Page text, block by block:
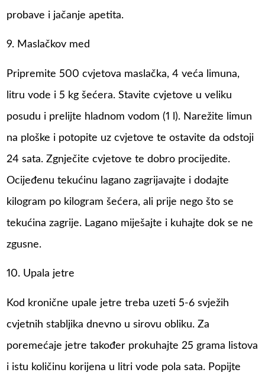
probave i jačanje apetita.
9. Maslačkov med
Pripremite 500 cvjetova maslačka, 4 veća limuna,
litru vode i 5 kg šećera. Stavite cvjetove u veliku
posudu i prelijte hladnom vodom (1 l). Narežite limun
na ploške i potopite uz cvjetove te ostavite da odstoji
24 sata. Zgnječite cvjetove te dobro procijedite.
Ocijeđenu tekućinu lagano zagrijavajte i dodajte
kilogram po kilogram šećera, ali prije nego što se
tekućina zagrije. Lagano miješajte i kuhajte dok se ne
zgusne.
10. Upala jetre
Kod kronične upale jetre treba uzeti 5-6 svježih
cvjetnih stabljika dnevno u sirovu obliku. Za
poremećaje jetre također prokuhajte 25 grama listova
i istu količinu korijena u litri vode pola sata. Popijte